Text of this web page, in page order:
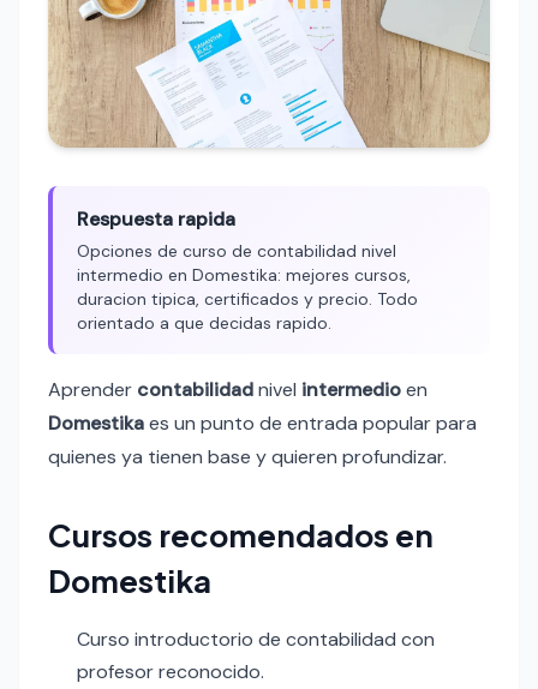
Respuesta rapida
Opciones de curso de contabilidad nivel
intermedio en Domestika: mejores cursos,
duracion tipica, certificados y precio. Todo
orientado a que decidas rapido.
Aprender contabilidadnivel intermedioen
Domestikaes un punto de entrada popular para
quienes ya tienen base y quieren profundizar.
Cursos recomendados en
Domestika
Curso introductorio de contabilidad con
profesor reconocido.